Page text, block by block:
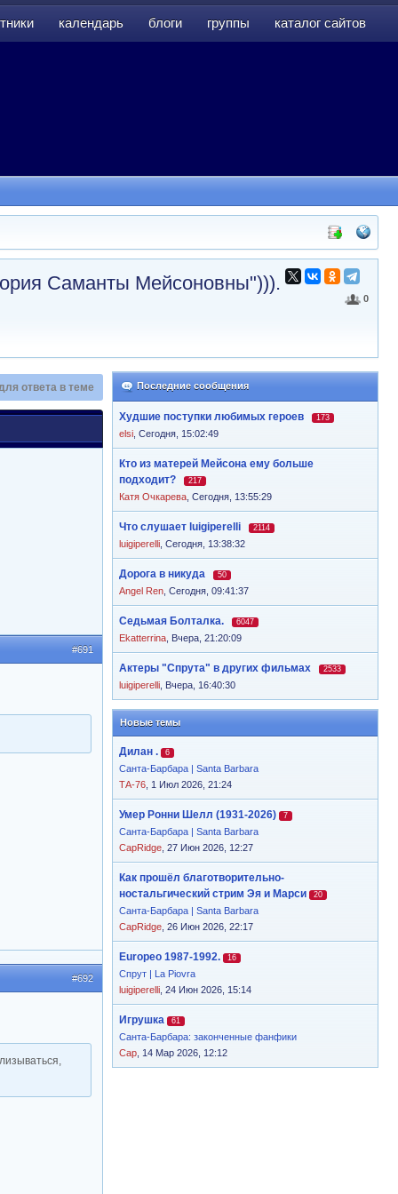
календарь блоги группы каталог сайтов
0
Саманты Мейсоновны"))).
Последние сообщения
Худшие поступки любимых героев 173
elsi Сегодня, 15:02:49
Кто из матерей Мейсона ему больше
подходит?
217
Катя Очкарева Сегодня, 13:55:29
Что слушает luigiperelli 2114
luigiperelli Сегодня, 13:38:32
Дорога в никуда 50
Angel Ren Сегодня, 09:41:37
Седьмая Болталка. 6047
Ekatterrina Вчера, 21:20:09
Актеры "Спрута" в других фильмах 2533
luigiperelli Вчера, 16:40:30
Новые темы
Дилан . 6
Санта-Барбара | Santa Barbara
ТА-76 , 1 Июл 2026, 21:24
Умер Ронни Шелл (1931-2026) 7
Санта-Барбара | Santa Barbara
CapRidge , 27 Июн 2026, 12:27
Как прошёл благотворительно-
ностальгический стрим Эя и Марси
20
Санта-Барбара | Santa Barbara
CapRidge , 26 Июн 2026, 22:17
Europeo 1987-1992. 16
Спрут | La Piovra
luigiperelli , 24 Июн 2026, 15:14
Игрушка 61
Санта-Барбара: законченные фанфики
Cap , 14 Мар 2026, 12:12
ответа в теме
#691
#692